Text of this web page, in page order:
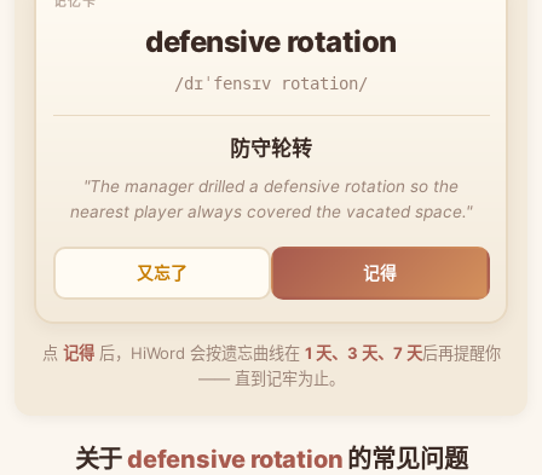
defensive rotation
/dɪˈfensɪv rotation/
防守轮转
"The manager drilled a defensive rotation so the
nearest player always covered the vacated space."
又忘了 记得
点 记得后，HiWord 会按遗忘曲线在 1 天、3 天、7 天后再提醒你
—— 直到记牢为止。
关于defensive rotation 的常见问题